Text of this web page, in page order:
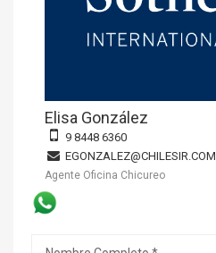
Elisa González
9 8448 6360
EGONZALEZ@CHILESIR.COM
Agente Oficina Chicureo